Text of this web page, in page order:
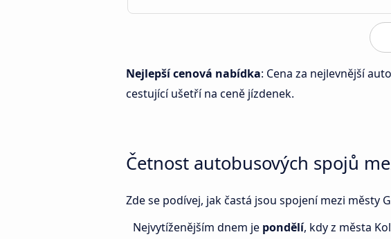
Nejlepší cenová nabídka: Cena za nejlevnější
cestující ušetří na ceně jízdenek.
Četnost autobusových spojů
Zde se podívej, jak častá jsou spojení mezi městy
Nejvytíženějším dnem je pondělí, kdy z města